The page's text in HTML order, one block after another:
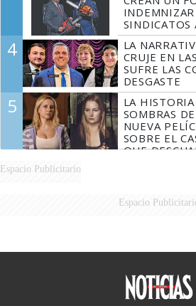
INDEMNIZAR
SINDICATOS
4
LA
CRUJE EN
SUFRE LAS
DESGASTE
5
LA
SOMBRAS
NUEVA
SOBRE EL
QUE
Espacio Publicitario
Espacio